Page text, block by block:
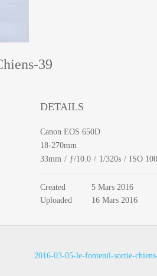
39
DETAILS
Canon EOS 650D
18-270mm
33mm / ƒ/10.0 / 1/320s / ISO 100
Created
5 Mars 2016
Uploaded
16 Mars 2016
2016-03-05-le-fontenil-sortie-